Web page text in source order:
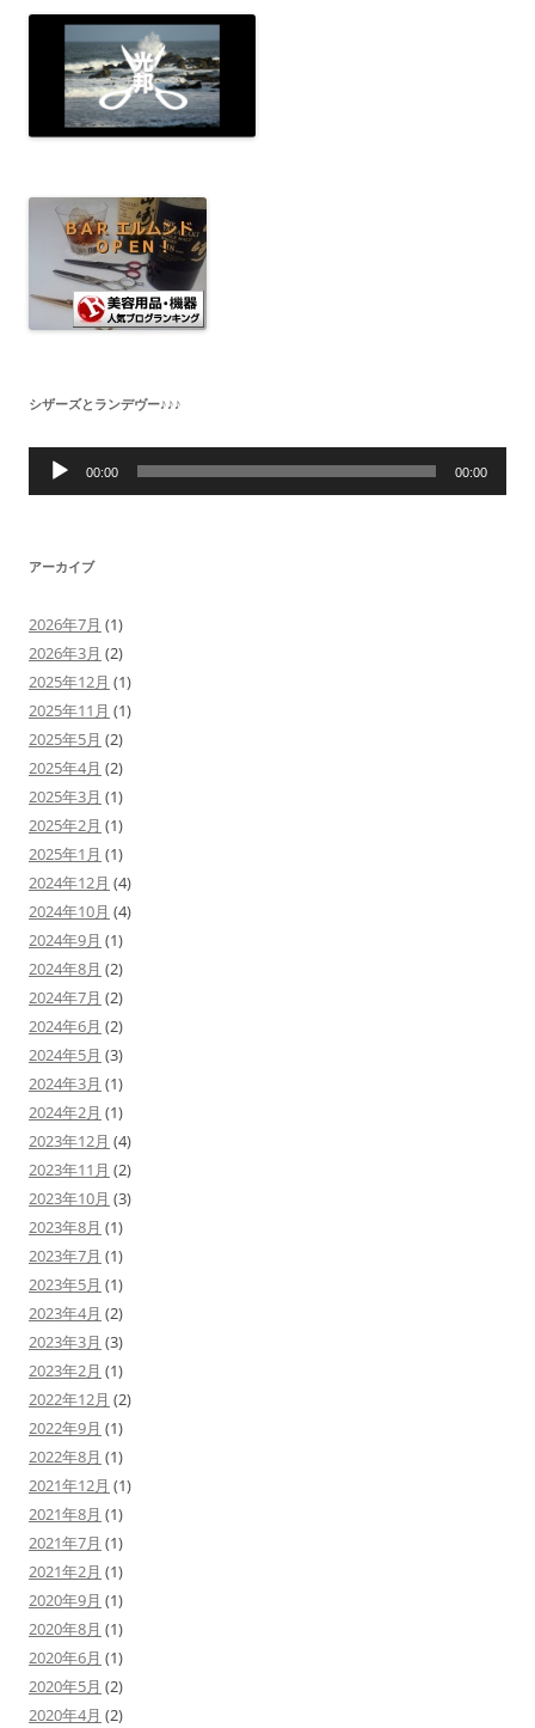
シザーズとランデヴー♪♪♪
音
00:00 00:00
アーカイブ
2026年7月 (1)
2026年3月 (2)
2025年12月 (1)
2025年11月 (1)
2025年5月 (2)
2025年4月 (2)
2025年3月 (1)
2025年2月 (1)
2025年1月 (1)
2024年12月 (4)
2024年10月 (4)
2024年9月 (1)
2024年8月 (2)
2024年7月 (2)
2024年6月 (2)
2024年5月 (3)
2024年3月 (1)
2024年2月 (1)
2023年12月 (4)
2023年11月 (2)
2023年10月 (3)
2023年8月 (1)
2023年7月 (1)
2023年5月 (1)
2023年4月 (2)
2023年3月 (3)
2023年2月 (1)
2022年12月 (2)
2022年9月 (1)
2022年8月 (1)
2021年12月 (1)
2021年8月 (1)
2021年7月 (1)
2021年2月 (1)
2020年9月 (1)
2020年8月 (1)
2020年6月 (1)
2020年5月 (2)
2020年4月 (2)